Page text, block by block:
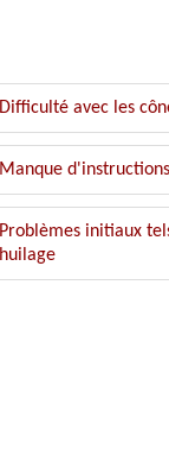
Difficulté avec les
Manque
Problèmes initiaux
huilage